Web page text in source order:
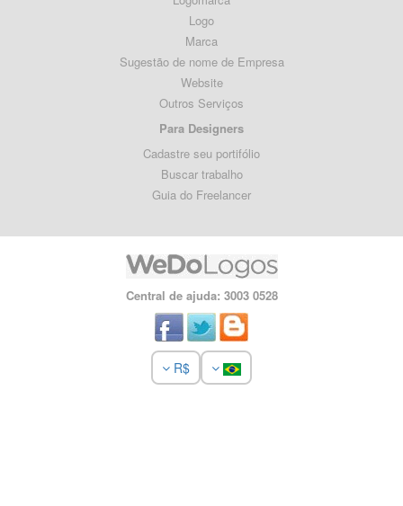
Logo
Marca
Sugestão de nome de Empresa
Website
Outros Serviços
Para Designers
Cadastre seu portifólio
Buscar trabalho
Guia do Freelancer
Central de ajuda: 3003 0528
R$